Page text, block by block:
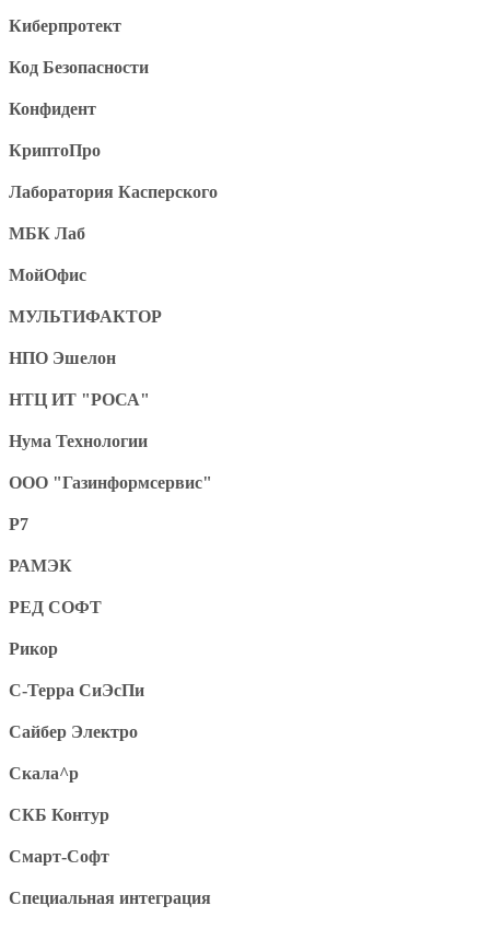
Киберпротект
Код Безопасности
Конфидент
КриптоПро
Лаборатория Касперского
МБК Лаб
МойОфис
МУЛЬТИФАКТОР
НПО Эшелон
НТЦ ИТ "РОСА"
Нума Технологии
ООО "Газинформсервис"
Р7
РАМЭК
РЕД СОФТ
Рикор
С-Терра СиЭсПи
Сайбер Электро
Скала^р
СКБ Контур
Смарт-Софт
Специальная интеграция